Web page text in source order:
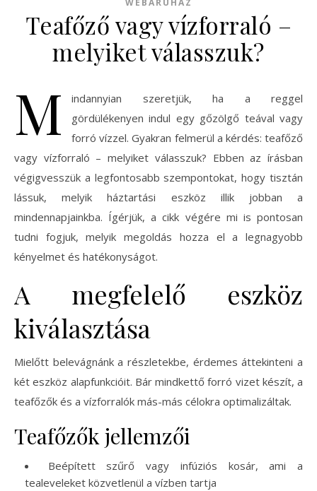
Teafőző vagy vízforraló –
melyiket válasszuk?
M
indannyian szeretjük, ha a reggel
gördülékenyen indul egy gőzölgő teával vagy
forró vízzel. Gyakran felmerül a kérdés: teafőző
vagy vízforraló – melyiket válasszuk? Ebben az írásban
végigvesszük a legfontosabb szempontokat, hogy tisztán
lássuk, melyik háztartási eszköz illik jobban a
mindennapjainkba. Ígérjük, a cikk végére mi is pontosan
tudni fogjuk, melyik megoldás hozza el a legnagyobb
kényelmet és hatékonyságot.
A megfelelő eszköz
kiválasztása
Mielőtt belevágnánk a részletekbe, érdemes áttekinteni a
két eszköz alapfunkcióit. Bár mindkettő forró vizet készít, a
teafőzők és a vízforralók más-más célokra optimalizáltak.
Teafőzők jellemzői
Beépített szűrő vagy infúziós kosár, ami a
tealeveleket közvetlenül a vízben tartja